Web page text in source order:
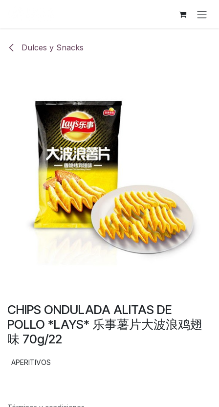
Dulces y Snacks
CHIPS ONDULADA ALITAS DE
POLLO *LAYS* 乐事薯片大波浪鸡翅
味 70g/22
APERITIVOS